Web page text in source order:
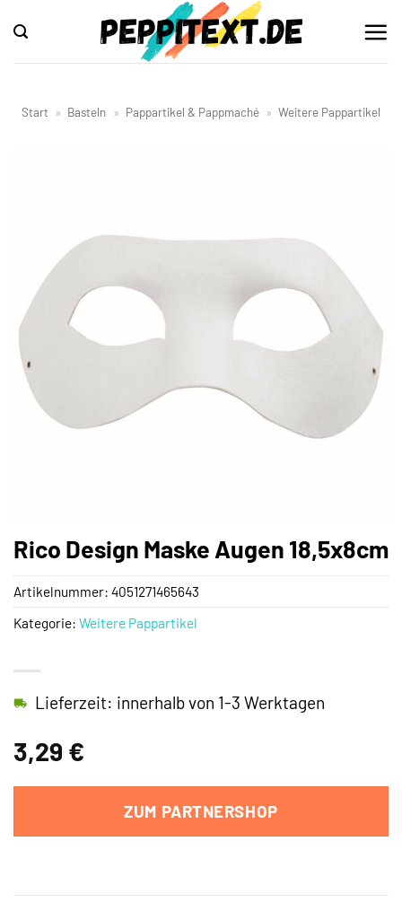
Inhalt
springen
Start » Basteln » Pappartikel & Pappmaché » Weitere Pappartikel
Rico Design Maske Augen 18,5x8cm
3,29 €
Lieferzeit: innerhalb von 1-3 Werktagen
ZUM PARTNERSHOP
Artikelnummer: 4051271465643
Kategorie: Weitere Pappartikel